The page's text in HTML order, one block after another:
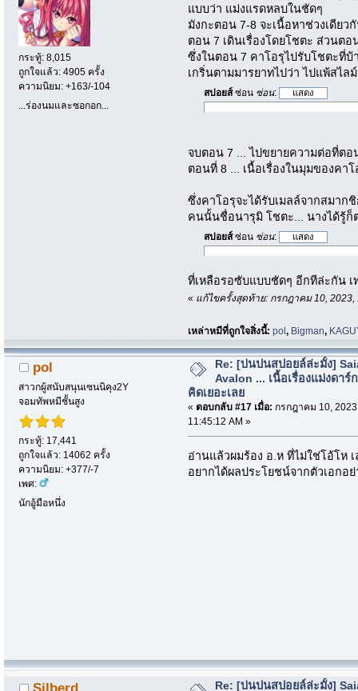
กระทู้: 8,015
ถูกใจแล้ว: 4905 ครั้ง
ความนิยม: +163/-104
...ร่องนมและซอกอก...
แบบว่า แม่งแรดหลบในชัดๆ
มังกะตอน 7-8 จะเนื้อหาช่วงเดีย
ตอน 7 เดินเรื่องโดยโชตะ ส่วนตอ
ซึ่งในตอน 7 คาโอรุไปรับโชตะที่บ้
เกริ่นตามมารยาทไปว่า ไปแพ้สไล
สปอยส์ซ่อน ซ่อน:
จบตอน 7 ... ไปขยายความต่อที่ตอ
ตอนที่ 8 ... เนื้อเรื่องในมุมของคา
ซึ่งคาโอรุจะได้รับเมลล์จากสมาก
คนนั้นชื่อนารุมิ โชตะ... นางได้รู้ก็
สปอยส์ซ่อน ซ่อน:
ที่เหลือรอซับแบบชัดๆ อีกทีล่ะกัน
« แก้ไขครั้งสุดท้าย: กรกฎาคม 10, 2023,
เหล่าหมีที่ถูกใจสิ่งนี้:pol, Bigman,
pol
สาวกผู้สนับสนุนเซนนิคุง2Y
จอมทัพหมีชั้นสูง
กระทู้: 17,441
ถูกใจแล้ว: 14062 ครั้ง
ความนิยม: +377/-7
เพศ:
นักอู้มือหนึ่ง
Re: [บ่นปนสปอยล์ล่ะมั้ง]
Avalon ... เนื้อเรื่องแม่งดาร์
คิดเยอะเลย
« ตอบกลับ #17 เมื่อ: กรกฎาคม 10,
11:45:12 AM »
อ่านแล้วผมร้อง อ.ห ที่ไม่ใช่โอ้โห
อยากได้ผลประโยชน์จากตัวเอกอย่
Re: [บ่นปนสปอยล์ล่ะมั้ง]